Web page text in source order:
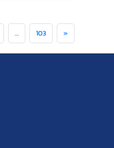
… 103 »